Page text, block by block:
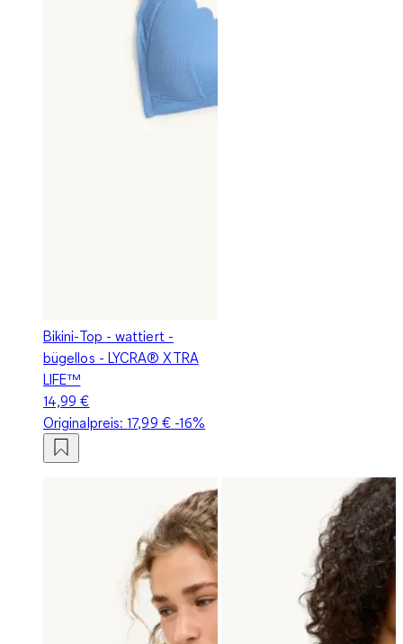
Bikini-Top - wattiert -
bügellos - LYCRA® XTRA
LIFE™
14,99 €
Originalpreis:17,99 €-16%